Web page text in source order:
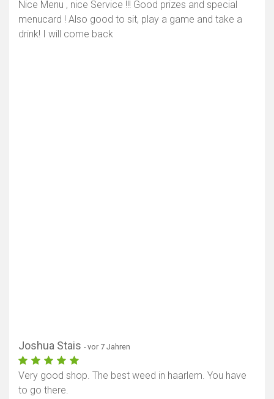
Nice Menu , nice Service !!! Good prizes and special
menucard ! Also good to sit, play a game and take a
drink! I will come back
Joshua Stais - vor 7 Jahren
Very good shop. The best weed in haarlem. You have
to go there.